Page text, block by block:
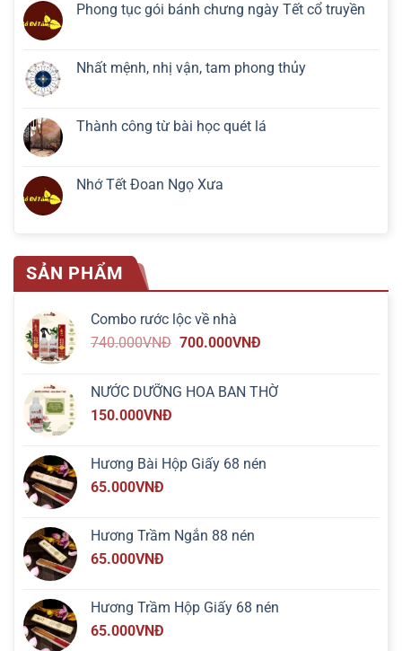
Phong tục gói bánh chưng ngày Tết cổ truyền
Nhất mệnh, nhị vận, tam phong thủy
Thành công từ bài học quét lá
Nhớ Tết Đoan Ngọ Xưa
SẢN PHẨM
Combo rước lộc về nhà
740.000VNĐ 700.000VNĐ
NƯỚC DƯỠNG HOA BAN THỜ
150.000VNĐ
Hương Bài Hộp Giấy 68 nén
65.000VNĐ
Hương Trầm Ngắn 88 nén
65.000VNĐ
Hương Trầm Hộp Giấy 68 nén
65.000VNĐ